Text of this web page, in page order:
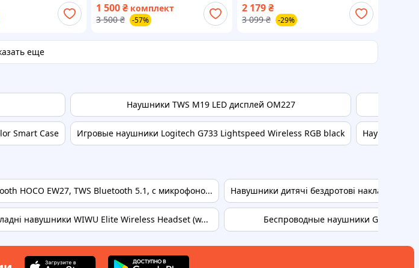
18+26+) + Анімація
1 500 ₴ комплект
3 500 ₴ -57%
2 179₴
3 099 ₴ -29%
еще
Smart Case
Наушники TWS M19 LED дисплей OM227
Игровые наушники Logitech G733 Lightspeed Wireless RGB black Наушники
HOCO EW27, TWS Bluetooth 5.1, с микрофоно...
навушники WIWU Elite Wireless Headset (w...
Навушники дитячі бездротові накладні
Беспроводные наушники Google